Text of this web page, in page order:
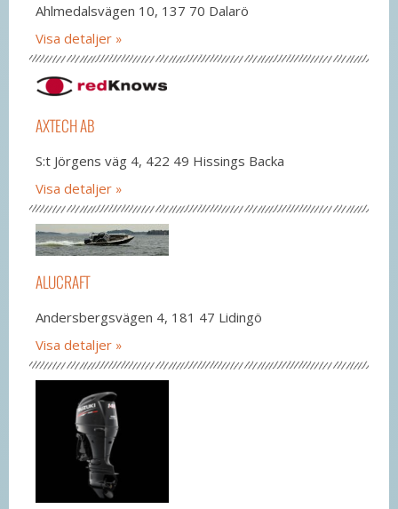
Ahlmedalsvägen 10, 137 70 Dalarö
Visa detaljer
AXTECH AB
S:t Jörgens väg 4, 422 49 Hissings Backa
Visa detaljer
ALUCRAFT
Andersbergsvägen 4, 181 47 Lidingö
Visa detaljer